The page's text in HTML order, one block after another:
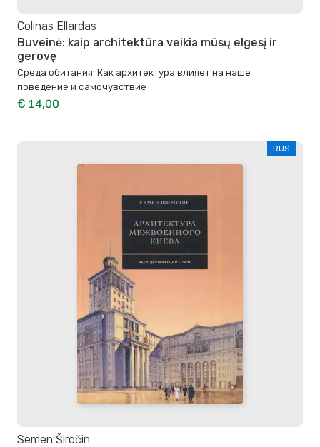
Colinas Ellardas
Buveinė: kaip architektūra veikia mūsų elgesį ir
gerovę
Среда обитания: Как архитектура влияет на наше
поведение и самочувствие
€ 14,00
RUS
Semen Širočin